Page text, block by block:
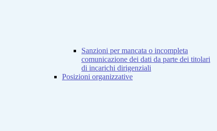
Sanzioni per mancata o incompleta
comunicazione dei dati da parte dei titolari
di incarichi dirigenziali
Posizioni organizzative